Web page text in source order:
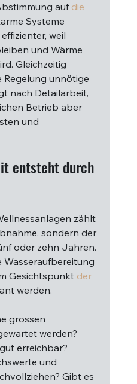
auf die
Systeme
weil
und Wärme
Gleichzeitig
Regelung unnötige
nach Detailarbeit,
Betrieb aber
und
entsteht durch
zählt
sondern der
oder zehn Jahren.
Gesichtspunkt der
werden.
grossen
werden?
erreichbar?
und
Gibt es